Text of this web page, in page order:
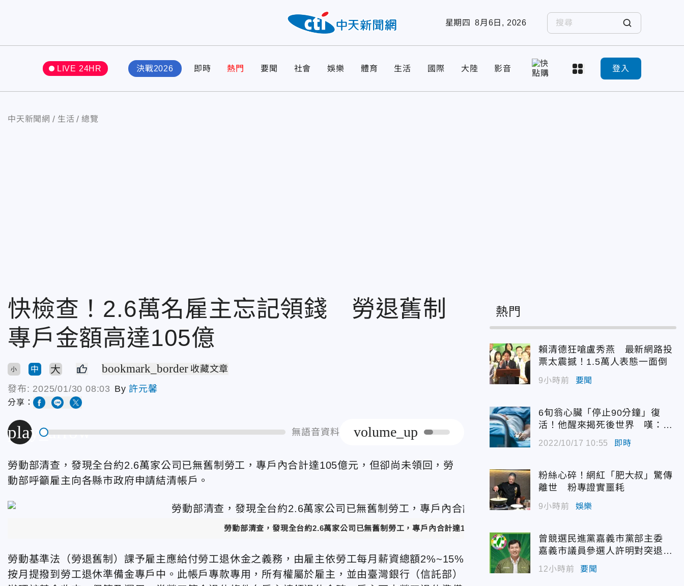
星期四 8月6日, 2026
LIVE 24HR 決戰2026 即時 熱門 要聞 社會 娛樂 體育 生活 國際 大陸 影音 登入
中天新聞網 生活 總覽
快檢查！2.6萬名雇主忘記領錢 勞退舊制
專戶金額高達105億
小 中 大 bookmark_border 收藏文章
發布: 2025/01/30 08:03 By許元馨
分享：
play_arrow 無語音資料 volume_up
勞動部清查，發現全台約2.6萬家公司已無舊制勞工，專戶內合計達105億元，但卻尚未領回，勞
動部呼籲雇主向各縣市政府申請結清帳戶。
勞動部清查，發現全台約2.6萬家公司已無舊制勞工，專戶內合計達105億元。（示意圖／中天新聞）
勞動基準法（勞退舊制）課予雇主應給付勞工退休金之義務，由雇主依勞工每月薪資總額2%~15%
按月提撥到勞工退休準備金專戶中。此帳戶專款專用，所有權屬於雇主，並由臺灣銀行（信託部）
熱門
賴清德狂嗆盧秀燕 最新網路投
票太震撼！1.5萬人表態一面倒
9小時前 要聞
6旬翁心臟「停止90分鐘」復
活！他醒來揭死後世界 嘆：很
2022/10/17 10:55 即時
粉絲心碎！網紅「肥大叔」驚傳
離世 粉專證實噩耗
9小時前 娛樂
曾競選民進黨嘉義市黨部主委
嘉義市議員參選人許明對突退
選！
12小時前 要聞